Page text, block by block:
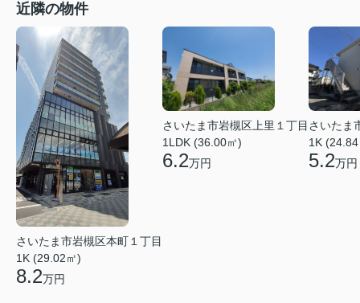
近隣の物件
さいたま市岩槻区本町１丁目
1K (29.02㎡)
8.2万円
さいたま市岩槻区上里１丁目
1LDK (36.00㎡)
6.2万円
さいたま
1K
5.2万円